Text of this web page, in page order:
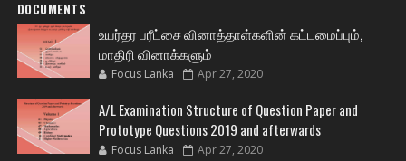
DOCUMENTS
உயர்தர பரீட்சை வினாத்தாள்களின் கட்டமைப்பும்,
மாதிரி வினாக்களும்
Focus Lanka Apr 27, 2020
A/L Examination Structure of Question Paper and
Prototype Questions 2019 and afterwards
Focus Lanka Apr 27, 2020